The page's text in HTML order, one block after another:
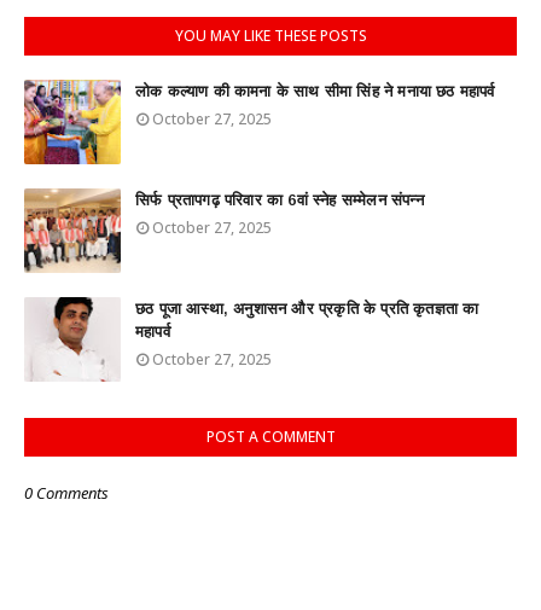
YOU MAY LIKE THESE POSTS
लोक कल्याण की कामना के साथ सीमा सिंह ने मनाया छठ महापर्व
October 27, 2025
सिर्फ प्रतापगढ़ परिवार का 6वां स्नेह सम्मेलन संपन्न
October 27, 2025
छठ पूजा आस्था, अनुशासन और प्रकृति के प्रति कृतज्ञता का
महापर्व
October 27, 2025
POST A COMMENT
0 Comments